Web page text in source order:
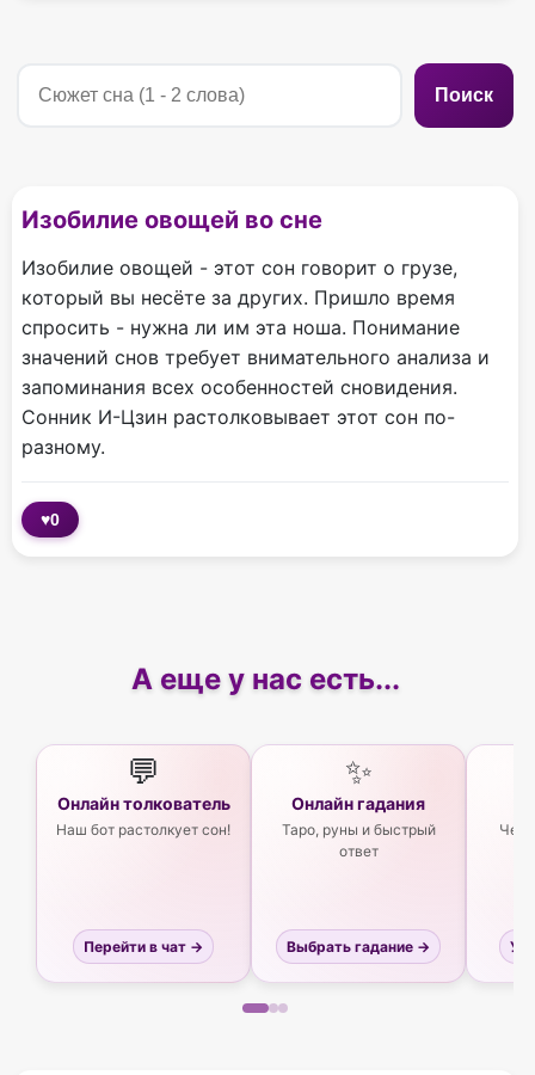
Поиск
Изобилие овощей во сне
Изобилие овощей - этот сон говорит о грузе,
который вы несёте за других. Пришло время
спросить - нужна ли им эта ноша. Понимание
значений снов требует внимательного анализа и
запоминания всех особенностей сновидения.
Сонник И-Цзин растолковывает этот сон по-
разному.
♥0
А еще у нас есть...
💬
Онлайн толкователь
Наш бот растолкует сон!
Перейти в чат →
✨
Онлайн гадания
Таро, руны и быстрый
ответ
Выбрать гадание →